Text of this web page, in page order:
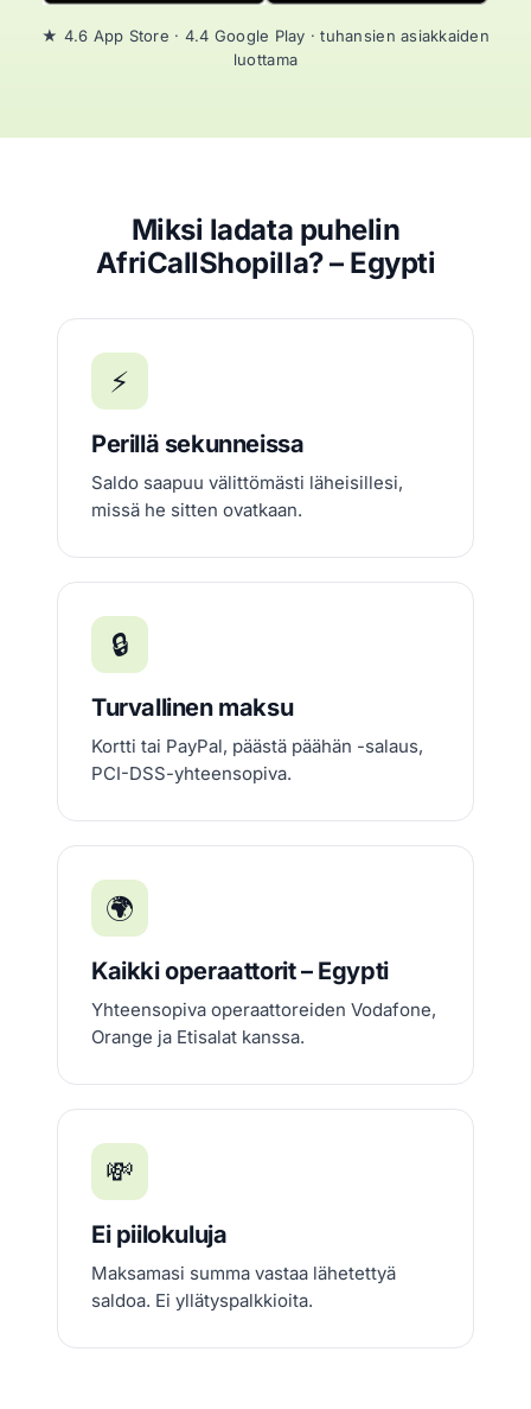
★ 4.6 App Store · 4.4 Google Play · tuhansien asiakkaiden
luottama
Miksi ladata puhelin
AfriCallShopilla? – Egypti
⚡
Perillä sekunneissa
Saldo saapuu välittömästi läheisillesi,
missä he sitten ovatkaan.
🔒
Turvallinen maksu
Kortti tai PayPal, päästä päähän -salaus,
PCI-DSS-yhteensopiva.
🌍
Kaikki operaattorit – Egypti
Yhteensopiva operaattoreiden Vodafone,
Orange ja Etisalat kanssa.
💸
Ei piilokuluja
Maksamasi summa vastaa lähetettyä
saldoa. Ei yllätyspalkkioita.